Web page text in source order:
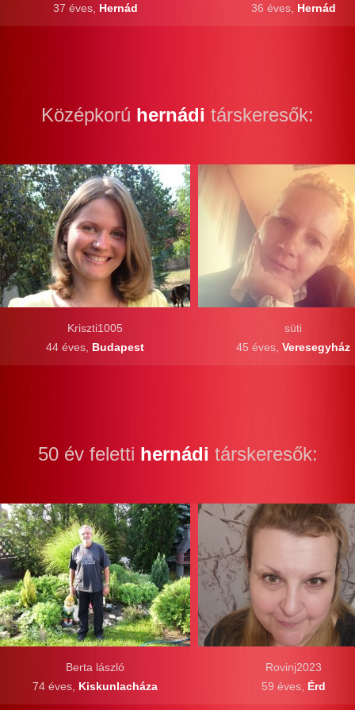
36 éves, Hernád
37 éves, Hernád
Középkorú hernádi társkeresők:
Kriszti1005
44 éves, Budapest
süti
45 éves, Veresegyház
50 év feletti hernádi társkeresők:
Rovinj2023
59 éves, Érd
Berta lászló
74 éves, Kiskunlacháza